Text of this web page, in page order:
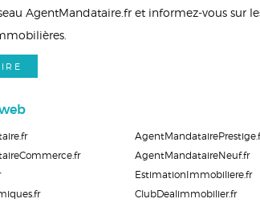
AgentMandataire.fr et informez-vous sur
AgentMandataireNeuf.fr
EstimationImmobiliere.fr
ClubDealimmobilier.fr